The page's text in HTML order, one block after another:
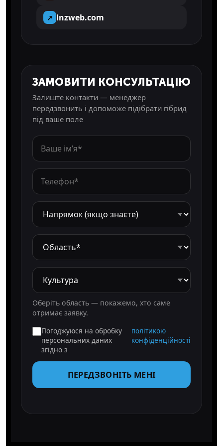
↗ lnzweb.com
ЗАМОВИТИ КОНСУЛЬТАЦІЮ
Залиште контакти — менеджер
передзвонить і допоможе підібрати гібрид
під ваше поле
Оберіть область — покажемо, хто саме
отримає заявку.
Погоджуюся на обробку
персональних даних
згідно з
політикою
конфіденційності
ПЕРЕДЗВОНІТЬ МЕНІ